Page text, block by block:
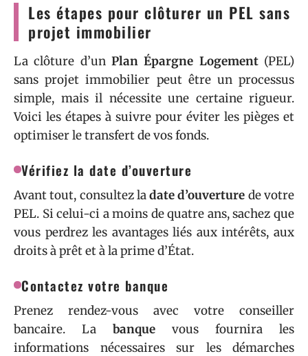
Les étapes pour clôturer un PEL sans
projet immobilier
La clôture d’un Plan Épargne Logement(PEL)
sans projet immobilier peut être un processus
simple, mais il nécessite une certaine rigueur.
Voici les étapes à suivre pour éviter les pièges et
optimiser le transfert de vos fonds.
Vérifiez la date d’ouverture
Avant tout, consultez ladate d’ouverture de votre
PEL. Si celui-ci a moins de quatre ans, sachez que
vous perdrez les avantages liés aux intérêts, aux
droits à prêt et à la prime d’État.
Contactez votre banque
Prenez rendez-vous avec votre conseiller
bancaire. La banque vous fournira les
informations nécessaires sur les démarches